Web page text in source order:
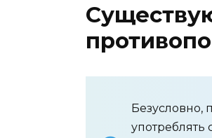
Безусловно,
употреблять